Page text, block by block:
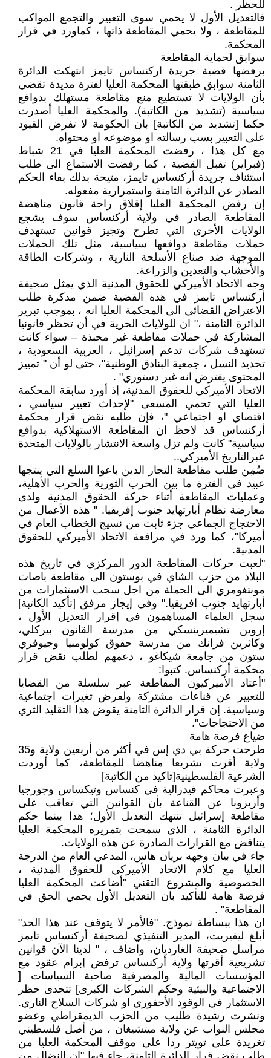
للحظر .
فالتعديل الأول لا يحمي سوى التعبير والتجمع المواكب
للمقاطعة ، ولا يحمي المقاطعة ذاتها ، كماورد في قرار
المحكمة.
سوابق لحماية المقاطعة
برفضها قضية جريدة اركنساس تايمز انتهكت الدائرة
الثامنة سوابق طبقتها المحكمة العليا لفترة مديدة تقضي
بأن الولايات لا تستطيع منع مقاطعة مستهلك بدوافع
سياسية (تشديد من الكاتبة). والمحكمة العليا أصدرت
حكما [تشديد من الكاتبة] بان الحكومة لا تفرض القيود
على التعبير بسب رسالته او موضوعه او محتواه.
مع كل هذا ، رفضت المحكمة العليا في 21 شباط
(فبراير) تقبل القضية ، كما رفضت الاستماع الى طلب
استئناف جريدة أركنساس تايمز، متيحة بذلك بقاء الحكم
الصادر عن الدائرة الثامنة واستمرارية مفعوله.
إن رفض المحكمة العليا إقلاق راحة قانون مناهضة
المقاطعة الصادر في ولاية أركنساس سوف يشجع
الولايات الأخرى التي تطرح وتجيز قوانين تستهدف
حملات مقاطعة دوافعها سياسية، مثل تلك الحملات
الموجهة ضد صناع الأسلحة النارية ، وشركات الطاقة
والأخشاب والتعدين والزراعة.
وجه الاتحاد الأميركي للحقوق المدنية الذي يمثل صحيفة
أركنساس تايمز في هذه القضية ضمن مذكرة طلب
الاعتراض القضائي الى المحكمة العليا انه ، بموجب تبرير
الدائرة الثامنة ،" ان للولايات الحرية في أن تحظر قانونيا
المشاركة في حملات مقاطعة غير محبذة – سواء كانت
تستهدف شركات تدعم إسرائيل ، العربية السعودية ،
تحديد النسل ، جمعية البنادق الوطنية"، حتى لو أن " تمييز
المحتوى يفترض انه غير دستوري" .
الاتحاد الأميركي للحقوق المدنية، إذ أورد سابقة المحكمة
العليا التي تحمي المسعى "لإحداث تغيير سياسي ،
اقتصاي او اجتماعي "، فإن طلبه نقض قرار محكمة
أركنساس قد لاحظ ان المقاطعة الاستهلاكية بدوافع
سياسية" كانت ولم تزل واسعة الانتشار بالولايات المتحدة
عبرالتاريخ الأميركي..
ضُمِن طلب مقاطعة التجار الذين باعوا السلع التي ينتجها
عبيد في الفترة ما بين الحرب الثورية والحرب الأهلية،
وعمليات المقاطعة أثناء حركة الحقوق المدنية ولدى
معارضة نظام أبارتهايد جنوب إفريقيا. " هذه الأعمال من
الاحتجاج الجماعي جزء ثابت من نسيج الخطاب العام في
أميركا"، كما ورد في مرافعة الاتحاد الأميركي للحقوق
المدنية.
"لعبت حركات المقاطعة الدور المركزي في تاريخ هذه
البلاد من حزب الشاي في بوستون الى مقاطعة باصات
مونتغومري الى الحملة من اجل سحب الاستثمارات من
أبارتهايد جنوب افريقيا." وفي إيجاز مرفق [تأكيد الكاتبة]
سجل العلماء المساهمون في إقرار التعديل الأول ،
إروين تشيميرينسكي من مدرسة القانون بيركلي،
وكاثرين فرانك من مدرسة حقوق كولومبيا وجيوفري
ستون من جامعة شيكاغو ، دعمهم لطلب نقض قرار
محكمة أركنساس. كتبوا:
"أعتاد الأميركيون المقاطعة عبر سلسلة من القضايا
للتعبير عن قناعات مشتركة ولفرض تغيرات اجتماعية
وسياسية. إن قرار الدائرة الثامنة يقوض هذا التقليد الثري
من الاحتجاجات".
ضياع فرصة هامة
طرحت حركة بي دي إس في أكثر من أربعين ولاية و35
ولاية أقرت تشريعا مناهضا للمقاطعة، كما أوردت
الشرعية الفلسطينية[تاكيد من الكاتبة]
وعبرت محاكم فيدرالية في كنساس وتيكساس وجورجيا
وأريزونا عن القناعة بأن القوانين التي تعاقب على
مقاطعة إسرائيل تنتهك التعديل الأول؛ هذا بينما حكم
الدائرة الثامنة ، الذي سمحت بتمريره المحكمة العليا
يتناقض مع القرارات الصادرة عن هذه الولايات.
جاء في بيان وجهه بريان هاس، المدعي العام من الدرجة
العليا مع كلام الاتحاد الأميركي للحقوق المدنية ،
الخصوصية والمشروع التقني "أضاعت المحكمة العليا
فرصة هامة للتأكيد بان التعديل الأول يحمي الحق في
المقاطعة" .
ان هذا ببساطة نموذج. "فالأمر لا يتوقف عند هذا الحد"
أبلغ ليفيريت، المدير التنفيذي لصحيفة أركنساس تايمز
مراسل صحيفة الغارديان، واضاف ، " لدينا الآن قوانين
تشريعية أقرتها ولاية أركنساس ترفض إبرام عقود مع
المؤسسات المالية والمصرفية صاحبة السياسات [
الاجتماعية والبيئية وحكم الشركات الكبرى] تتحدى حظر
الاستثمار في الوقود الأحفوري او شركات السلاح الناري.
ونشرت رشيدة طليب من الحزب الديمقراطي وعضو
مجلس النواب عن ولاية ميتشيغان ، من أصل فلسطيني
تغريدة على تويتر ردا على موقف المحكمة العليا من